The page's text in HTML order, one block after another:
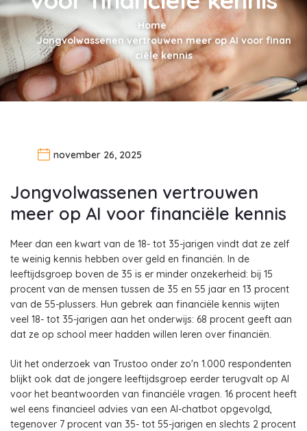
Home
Jongvolwassenen vertrouwen meer op AI voor finan
ciële kennis
november 26, 2025
Jongvolwassenen vertrouwen
meer op AI voor financiële kennis
Meer dan een kwart van de 18- tot 35-jarigen vindt dat ze zelf
te weinig kennis hebben over geld en financiën. In de
leeftijdsgroep boven de 35 is er minder onzekerheid: bij 15
procent van de mensen tussen de 35 en 55 jaar en 13 procent
van de 55-plussers. Hun gebrek aan financiële kennis wijten
veel 18- tot 35-jarigen aan het onderwijs: 68 procent geeft aan
dat ze op school meer hadden willen leren over financiën.
Uit het onderzoek van Trustoo onder zo'n 1.000 respondenten
blijkt ook dat de jongere leeftijdsgroep eerder terugvalt op AI
voor het beantwoorden van financiële vragen. 16 procent heeft
wel eens financieel advies van een AI-chatbot opgevolgd,
tegenover 7 procent van 35- tot 55-jarigen en slechts 2 procent